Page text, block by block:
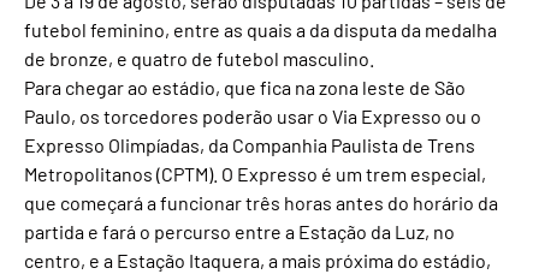
futebol feminino, entre as quais a da disputa da medalha
de bronze, e quatro de futebol masculino.
Para chegar ao estádio, que fica na zona leste de São
Paulo, os torcedores poderão usar o Via Expresso ou o
Expresso Olimpíadas, da Companhia Paulista de Trens
Metropolitanos (CPTM). O Expresso é um trem especial,
que começará a funcionar três horas antes do horário da
partida e fará o percurso entre a Estação da Luz, no
centro, e a Estação Itaquera, a mais próxima do estádio,